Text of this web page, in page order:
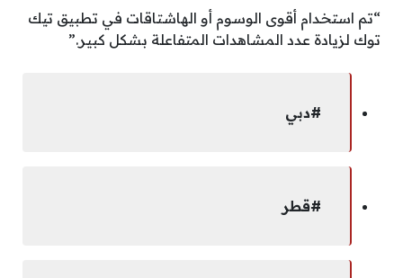
“تم استخدام أقوى الوسوم أو الهاشتاقات في تطبيق تيك
توك لزيادة عدد المشاهدات المتفاعلة بشكل كبير.”
#دبي
#قطر